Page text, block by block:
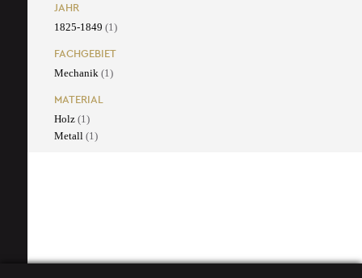
JAHR
1825-1849 (1)
FACHGEBIET
Mechanik (1)
MATERIAL
Holz (1)
Metall (1)